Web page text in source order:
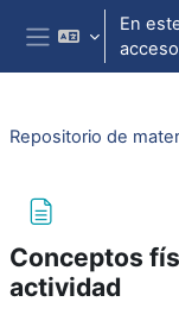
Salta al contenido
Panel lateral
En
Conceptos
actividad